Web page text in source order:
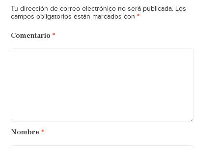
Tu dirección de correo electrónico no será publicada. Los
campos obligatorios están marcados con *
Comentario *
Nombre *